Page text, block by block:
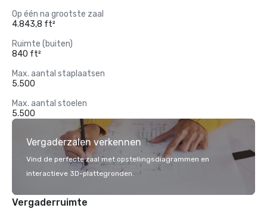
Op één na grootste zaal
4.843,8 ft²
Ruimte (buiten)
840 ft²
Max. aantal staplaatsen
5.500
Max. aantal stoelen
5.500
Vergaderzalen verkennen
Vind de perfecte zaal met opstellingsdiagrammen en
interactieve 3D-plattegronden.
Vergaderruimte